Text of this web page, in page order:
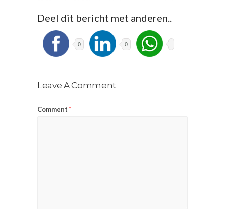
Deel dit bericht met anderen..
0 0
Leave A Comment
Comment*